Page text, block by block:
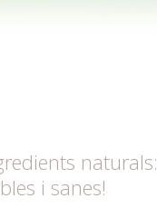
naturals:
i sanes!